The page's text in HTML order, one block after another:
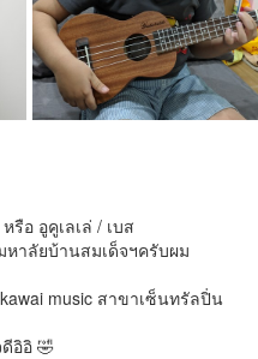
รือ อูคูเลเล่ / เบส
าลัยบ้านสมเด็จฯครับผม
music สาขาเซ็นทรัลปิ่น
อิอิ 🤣